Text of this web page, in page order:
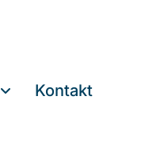
Kontakt